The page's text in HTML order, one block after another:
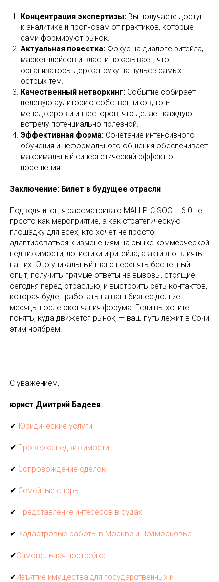
Концентрация экспертизы: Вы получаете доступ
к аналитике и прогнозам от практиков, которые
сами формируют рынок.
Актуальная повестка: Фокус на диалоге ритейла,
маркетплейсов и власти показывает, что
организаторы держат руку на пульсе самых
острых тем.
Качественный нетворкинг: Событие собирает
целевую аудиторию собственников, топ-
менеджеров и инвесторов, что делает каждую
встречу потенциально полезной.
Эффективная форма: Сочетание интенсивного
обучения и неформального общения обеспечивает
максимальный синергетический эффект от
посещения.
Заключение: Билет в будущее отрасли
Подводя итог, я рассматриваю MALLPIC SOCHI 6.0 не
просто как мероприятие, а как стратегическую
площадку для всех, кто хочет не просто
адаптироваться к изменениям на рынке коммерческой
недвижимости, логистики и ритейла, а активно влиять
на них. Это уникальный шанс перенять бесценный
опыт, получить прямые ответы на вызовы, стоящие
сегодня перед отраслью, и выстроить сеть контактов,
которая будет работать на ваш бизнес долгие
месяцы после окончания форума. Если вы хотите
понять, куда движется рынок, — ваш путь лежит в Сочи
этим ноябрем.
С уважением,
юрист Дмитрий Бадеев
✔ Юридические услуги
✔ Проверка недвижимости
✔ Сопровождение сделок
✔ Семейные споры
✔ Представление интересов в судах
✔ Кадастровые работы в Москве и Подмосковье
✔Самовольная постройка
✔Изъятие имущества для государственных и